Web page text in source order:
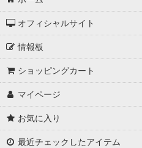
オフィシャルサイト
情報板
ショッピングカート
マイページ
お気に入り
最近チェックしたアイテム